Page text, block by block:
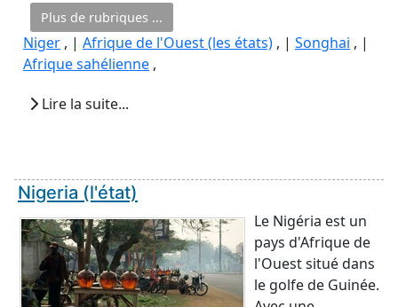
Plus de rubriques ...
Niger , | Afrique de l'Ouest (les états) , | Songhai , |
Afrique sahélienne ,
Lire la suite...
Nigeria (l'état)
Le Nigéria est un
pays d'Afrique de
l'Ouest situé dans
le golfe de Guinée.